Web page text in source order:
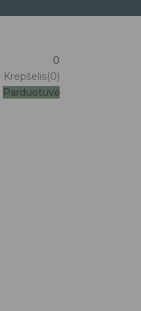
0
Krepšelis(0)
Parduotuvė